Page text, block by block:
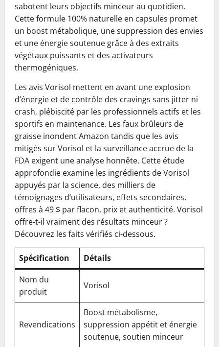
sabotent leurs objectifs minceur au quotidien.
Cette formule 100% naturelle en capsules promet
un boost métabolique, une suppression des envies
et une énergie soutenue grâce à des extraits
végétaux puissants et des activateurs
thermogéniques.
Les avis Vorisol mettent en avant une explosion
d’énergie et de contrôle des cravings sans jitter ni
crash, plébiscité par les professionnels actifs et les
sportifs en maintenance. Les faux brûleurs de
graisse inondent Amazon tandis que les avis
mitigés sur Vorisol et la surveillance accrue de la
FDA exigent une analyse honnête. Cette étude
approfondie examine les ingrédients de Vorisol
appuyés par la science, des milliers de
témoignages d’utilisateurs, effets secondaires,
offres à 49 $ par flacon, prix et authenticité. Vorisol
offre-t-il vraiment des résultats minceur ?
Découvrez les faits vérifiés ci-dessous.
Spécification
Détails
Nom du
produit
Vorisol
Revendications
Boost métabolisme,
suppression appétit et énergie
soutenue, soutien minceur